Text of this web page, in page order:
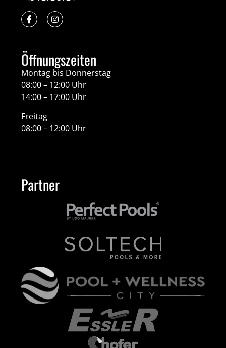
Öffnungszeiten
Montag bis Donnerstag
08:00 – 12:00 Uhr
14:00 – 17:00 Uhr
Freitag
08:00 – 12:00 Uhr
Partner